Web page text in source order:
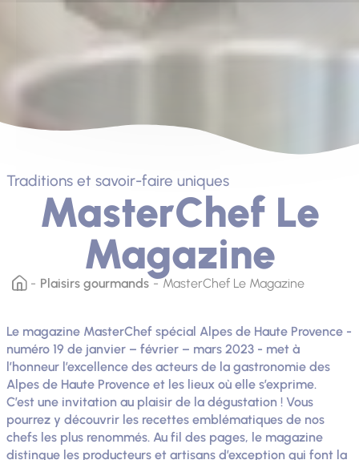
MasterChef Le
Magazine
Traditions et savoir-faire uniques
Plaisirs gourmands MasterChef Le Magazine
Le magazine MasterChef spécial Alpes de Haute Provence -
numéro 19 de janvier – février – mars 2023 - met à
l’honneur l’excellence des acteurs de la gastronomie des
Alpes de Haute Provence et les lieux où elle s’exprime.
C’est une invitation au plaisir de la dégustation ! Vous
pourrez y découvrir les recettes emblématiques de nos
chefs les plus renommés. Au fil des pages, le magazine
distingue les producteurs et artisans d’exception qui font la